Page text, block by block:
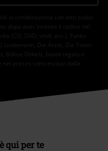
in combinazione con altri codici
dopo aver inserito il codice nel
(CD, DVD, vinili, ecc.), Funko
Lindemann, Die Ärzte, Die Toten
Böhse Onkelz, buoni regalo e
prezzo sono esclusi dalla
qui per te